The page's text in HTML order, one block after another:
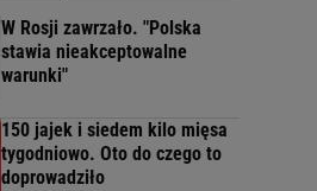
W Rosji zawrzało. "Polska
stawia nieakceptowalne
warunki"
150 jajek i siedem kilo mięsa
tygodniowo. Oto do czego to
doprowadziło